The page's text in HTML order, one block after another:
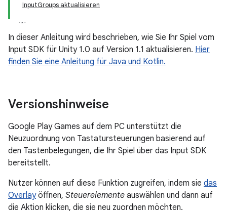
InputGroups aktualisieren
In dieser Anleitung wird beschrieben, wie Sie Ihr Spiel vom
Input SDK für Unity 1.0 auf Version 1.1 aktualisieren. Hier
finden Sie eine Anleitung für Java und Kotlin.
Versionshinweise
Google Play Games auf dem PC unterstützt die
Neuzuordnung von Tastatursteuerungen basierend auf
den Tastenbelegungen, die Ihr Spiel über das Input SDK
bereitstellt.
Nutzer können auf diese Funktion zugreifen, indem sie das
Overlayöffnen, Steuerelemente auswählen und dann auf
die Aktion klicken, die sie neu zuordnen möchten.